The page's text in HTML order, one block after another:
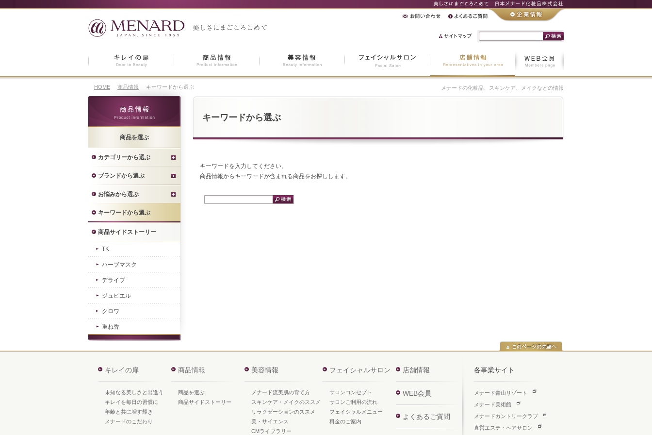
HOME 商品情報 キーワードから選ぶ メナードの化粧品、スキンケア、メイクなどの情報
商品を選ぶ
カテゴリーから選ぶ
ブランドから選ぶ
お悩みから選ぶ
キーワードから選ぶ
商品サイドストーリー
TK
ハーブマスク
デライブ
ジュピエル
クロワ
重ね香
キーワードから選ぶ
キーワードを入力してください。
商品情報からキーワードが含まれる商品をお探しします。
キレイの扉
未知なる美しさと出逢う
キレイを毎日の習慣に
年齢と共に増す輝き
メナードのこだわり
商品情報
商品を選ぶ
商品サイドストーリー
美容情報
メナード流美肌の育て方
スキンケア・メイクのススメ
リラクゼーションのススメ
美・サイエンス
CMライブラリー
フェイシャルサロン
サロンコンセプト
サロンご利用の流れ
フェイシャルメニュー
料金のご案内
店舗情報
WEB会員
よくあるご質問
各事業サイト
メナード青山リゾート
メナード美術館
メナードカントリークラブ
直営エステ・ヘアサロン